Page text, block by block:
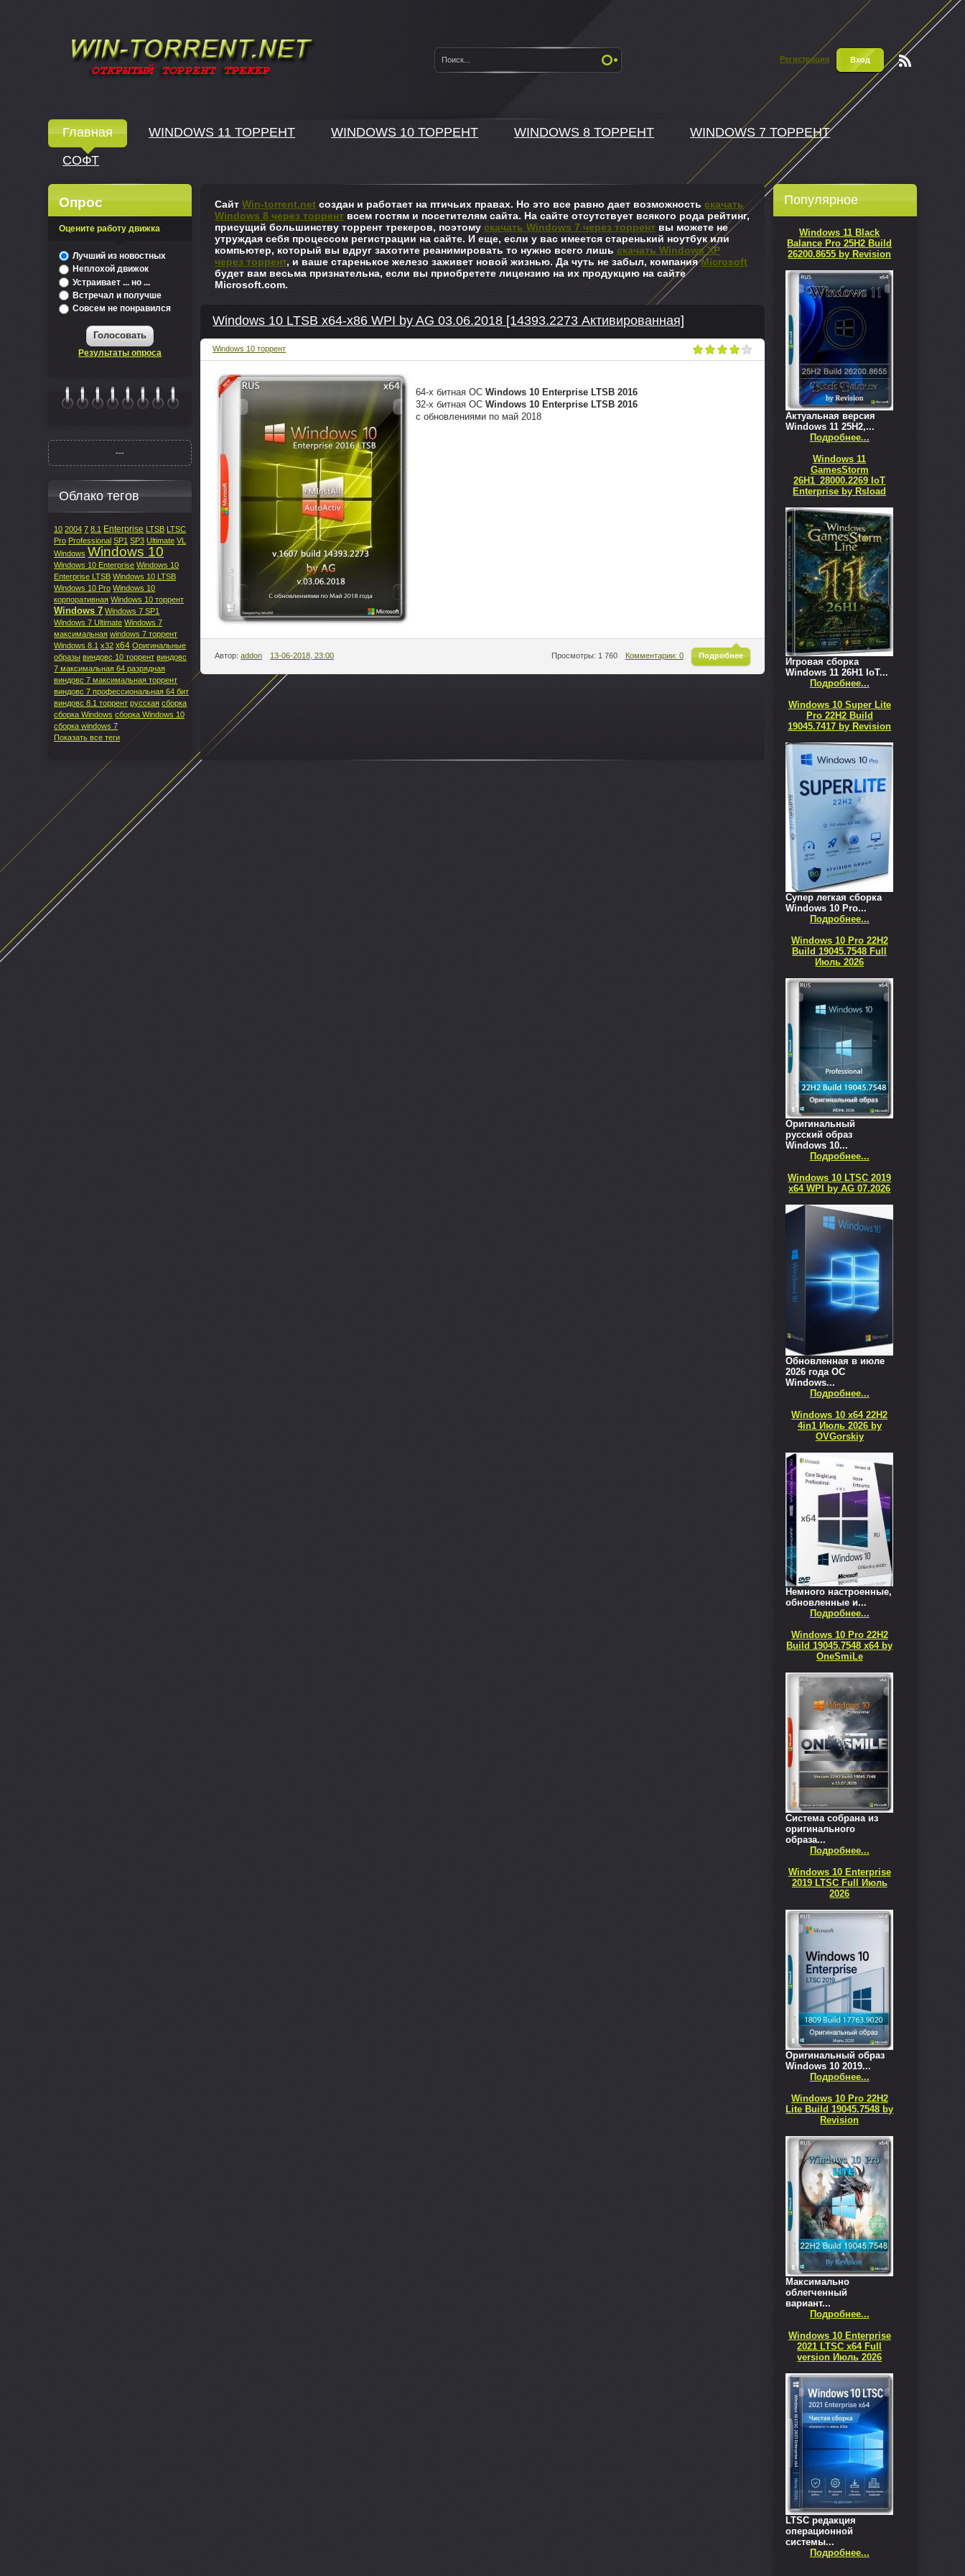
Регистрация Вход
Главная WINDOWS 11 ТОРРЕНТ WINDOWS 10 ТОРРЕНТ WINDOWS 8 ТОРРЕНТ
WINDOWS 7 ТОРРЕНТ
СОФТ
СайтWin-torrent.net создан и работает на птичьих правах. Но это все равно дает возможностьскачать
Windows 8 через торрент всем гостям и посетителям сайта. На сайте отсутствует всякого рода рейтинг,
присущий большинству торрент трекеров, поэтомускачать Windows 7 через торрент вы можете не
утруждая себя процессом регистрации на сайте. И еще, если у вас имеется старенький ноутбук или
компьютер, который вы вдруг захотите реанимировать то нужно всего лишьскачать Windows XP
через торрент, и ваше старенькое железо заживет новой жизнью. Да чуть не забыл, компанияMicrosoft
будет вам весьма признательна, если вы приобретете лицензию на их продукцию на сайте
Microsoft.com.
Windows 10 LTSB x64-x86 WPI by AG 03.06.2018 [14393.2273 Активированная]
Windows 10 торрент
64-х битная ОСWindows 10 Enterprise LTSB 2016
32-х битная ОСWindows 10 Enterprise LTSB 2016
с обновлениями по май 2018
Подробнее
Комментарии: 0
Просмотры: 1 760
Автор:addon 13-06-2018, 23:00
Популярное
Windows 11 Black
Balance Pro 25H2 Build
26200.8655 by Revision
Актуальная версия
Windows 11 25H2,...
Подробнее...
Windows 11
GamesStorm
26H1_28000.2269 IoT
Enterprise by Rsload
Игровая сборка
Windows 11 26H1 IoT...
Подробнее...
Windows 10 Super Lite
Pro 22H2 Build
19045.7417 by Revision
Супер легкая сборка
Windows 10 Pro...
Подробнее...
Windows 10 Pro 22H2
Build 19045.7548 Full
Июль 2026
Оригинальный
русский образ
Windows 10...
Подробнее...
Windows 10 LTSC 2019
x64 WPI by AG 07.2026
Обновленная в июле
2026 года ОС
Windows...
Подробнее...
Windows 10 x64 22H2
4in1 Июль 2026 by
OVGorskiy
Немного настроенные,
обновленные и...
Подробнее...
Windows 10 Pro 22H2
Build 19045.7548 x64 by
OneSmiLe
Система собрана из
оригинального
образа...
Подробнее...
Windows 10 Enterprise
2019 LTSC Full Июль
2026
Оригинальный образ
Windows 10 2019...
Подробнее...
Windows 10 Pro 22H2
Lite Build 19045.7548 by
Revision
Максимально
облегченный
вариант...
Подробнее...
Windows 10 Enterprise
2021 LTSC x64 Full
version Июль 2026
LTSC редакция
операционной
системы...
Подробнее...
Опрос
Оцените работу движка
Лучший из новостных
Неплохой движок
Устраивает ... но ...
Встречал и получше
Совсем не понравился
Голосовать
Результаты опроса
---
Облако тегов
10 2004 7 8.1 Enterprise LTSB LTSC
Pro Professional SP1 SP3 Ultimate VL
Windows Windows 10
Windows 10 Enterprise Windows 10
Enterprise LTSB Windows 10 LTSB
Windows 10 Pro Windows 10
корпоративная Windows 10 торрент
Windows 7 Windows 7 SP1
Windows 7 Ultimate Windows 7
максимальная windows 7 торрент
Windows 8.1 x32 x64 Оригинальные
образы виндовс 10 торрент виндовс
7 максимальная 64 разрядная
виндовс 7 максимальная торрент
виндовс 7 профессиональная 64 бит
виндовс 8.1 торрент русская сборка
сборка Windows сборка Windows 10
сборка windows 7
Показать все теги